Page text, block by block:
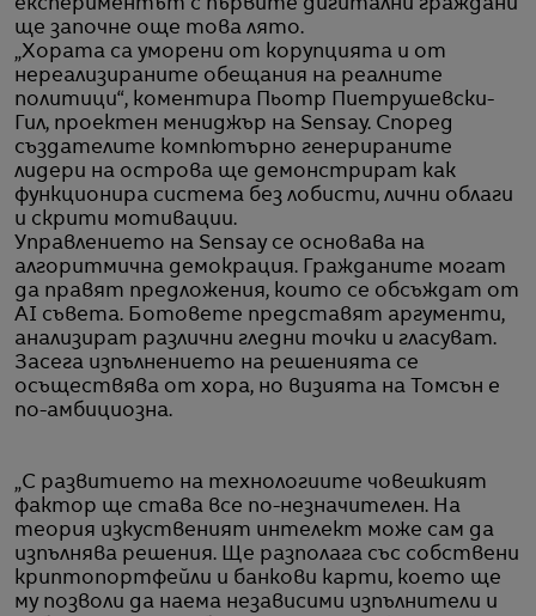
експериментът с първите дигитални граждани
ще започне още това лято.
„Хората са уморени от корупцията и от
нереализираните обещания на реалните
политици“, коментира Пьотр Пиетрушевски-
Гил, проектен мениджър на Sensay. Според
създателите компютърно генерираните
лидери на острова ще демонстрират как
функционира система без лобисти, лични облаги
и скрити мотивации.
Управлението на Sensay се основава на
алгоритмична демокрация. Гражданите могат
да правят предложения, които се обсъждат от
AI съвета. Ботовете представят аргументи,
анализират различни гледни точки и гласуват.
Засега изпълнението на решенията се
осъществява от хора, но визията на Томсън е
по-амбициозна.
„С развитието на технологиите човешкият
фактор ще става все по-незначителен. На
теория изкуственият интелект може сам да
изпълнява решения. Ще разполага със собствени
криптопортфейли и банкови карти, което ще
му позволи да наема независими изпълнители и